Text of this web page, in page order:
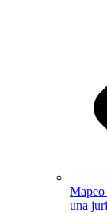
Mapeo
una